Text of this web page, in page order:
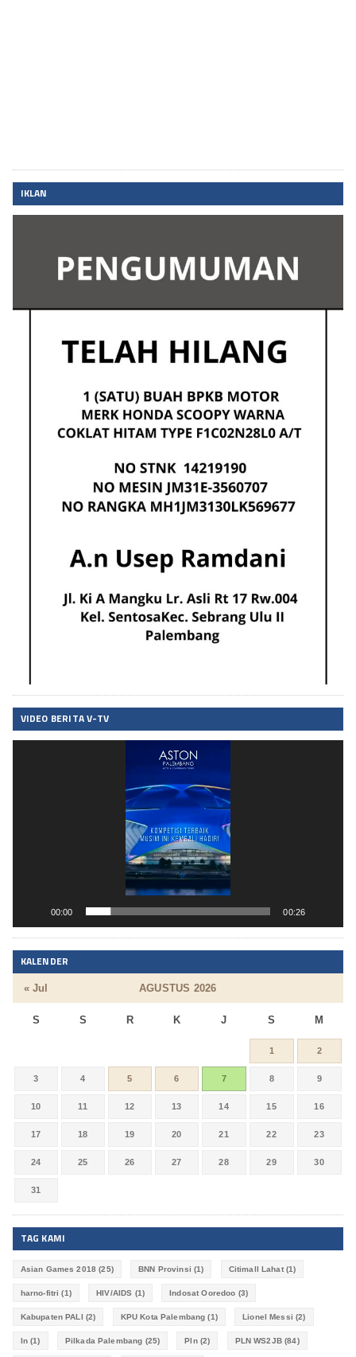
IKLAN
VIDEO BERITA V-TV
00:00 00:26
KALENDER
AGUSTUS 2026
S S R K J S M
« Jul
1 2
3 4 5 6 7 8 9
10 11 12 13 14 15 16
17 18 19 20 21 22 23
24 25 26 27 28 29 30
31
TAG KAMI
Asian Games 2018 (25) BNN Provinsi (1) Citimall Lahat(1)
harno-fitri (1) HIV/AIDS (1) Indosat Ooredoo (3)
Kabupaten PALI (2) KPU Kota Palembang (1) Lionel Messi (2)
ln (1) Pilkada Palembang (25) Pln(2) PLN WS2JB(84)